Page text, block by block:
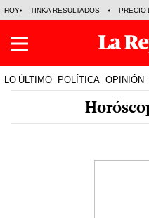
HOY TINKA RESULTADOS PRECIO
LO ÚLTIMO POLÍTICA OPINIÓN